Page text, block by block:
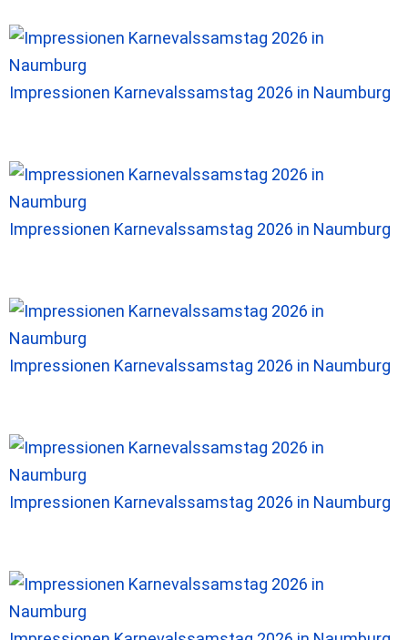
Impressionen Karnevalssamstag 2026 in Naumburg
Impressionen Karnevalssamstag 2026 in Naumburg
Impressionen Karnevalssamstag 2026 in Naumburg
Impressionen Karnevalssamstag 2026 in Naumburg